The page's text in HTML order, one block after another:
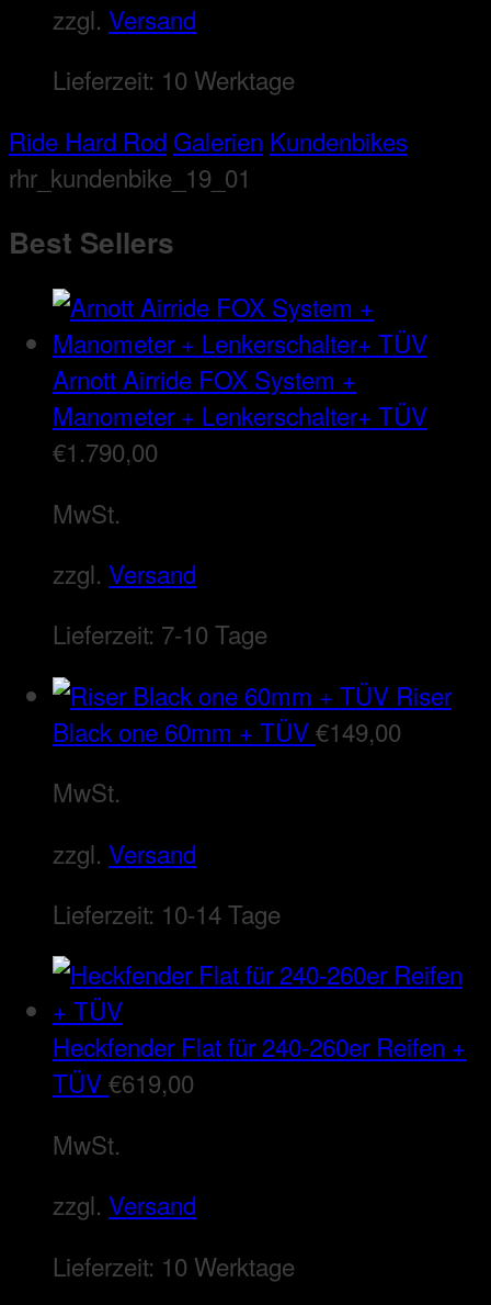
zzgl. Versand
Lieferzeit: 10 Werktage
Ride Hard Rod Galerien Kundenbikes
rhr_kundenbike_19_01
Best Sellers
Arnott Airride FOX System +
Manometer + Lenkerschalter+ TÜV
€1.790,00
MwSt.
zzgl. Versand
Lieferzeit: 7-10 Tage
Riser
Black one 60mm + TÜV€149,00
MwSt.
zzgl. Versand
Lieferzeit: 10-14 Tage
Heckfender Flat für 240-260er Reifen +
TÜV€619,00
MwSt.
zzgl. Versand
Lieferzeit: 10 Werktage